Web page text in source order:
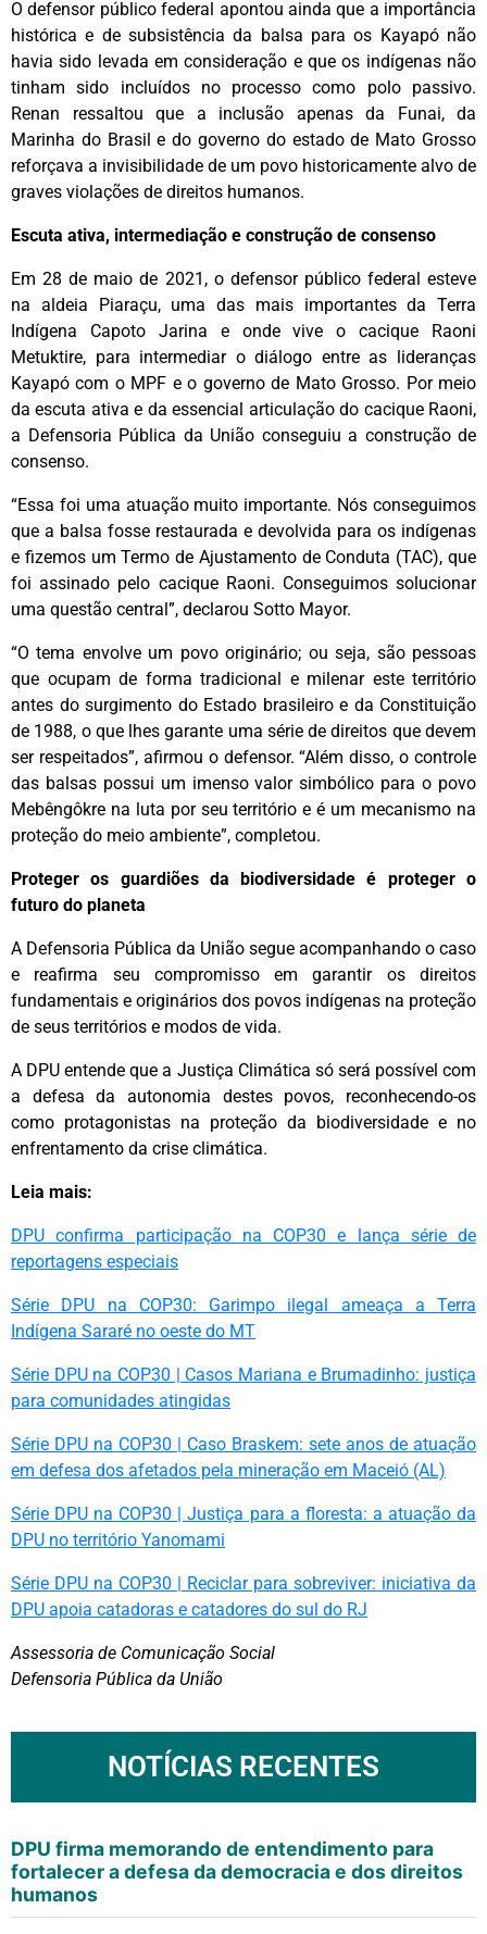
O defensor público federal apontou ainda que a importância
histórica e de subsistência da balsa para os Kayapó não
havia sido levada em consideração e que os indígenas não
tinham sido incluídos no processo como polo passivo.
Renan ressaltou que a inclusão apenas da Funai, da
Marinha do Brasil e do governo do estado de Mato Grosso
reforçava a invisibilidade de um povo historicamente alvo de
graves violações de direitos humanos.
Escuta ativa, intermediação e construção de consenso
Em 28 de maio de 2021, o defensor público federal esteve
na aldeia Piaraçu, uma das mais importantes da Terra
Indígena Capoto Jarina e onde vive o cacique Raoni
Metuktire, para intermediar o diálogo entre as lideranças
Kayapó com o MPF e o governo de Mato Grosso. Por meio
da escuta ativa e da essencial articulação do cacique Raoni,
a Defensoria Pública da União conseguiu a construção de
consenso.
“Essa foi uma atuação muito importante. Nós conseguimos
que a balsa fosse restaurada e devolvida para os indígenas
e fizemos um Termo de Ajustamento de Conduta (TAC), que
foi assinado pelo cacique Raoni. Conseguimos solucionar
uma questão central”, declarou Sotto Mayor.
“O tema envolve um povo originário; ou seja, são pessoas
que ocupam de forma tradicional e milenar este território
antes do surgimento do Estado brasileiro e da Constituição
de 1988, o que lhes garante uma série de direitos que devem
ser respeitados”, afirmou o defensor. “Além disso, o controle
das balsas possui um imenso valor simbólico para o povo
Mebêngôkre na luta por seu território e é um mecanismo na
proteção do meio ambiente”, completou.
Proteger os guardiões da biodiversidade é proteger o
futuro do planeta
A Defensoria Pública da União segue acompanhando o caso
e reafirma seu compromisso em garantir os direitos
fundamentais e originários dos povos indígenas na proteção
de seus territórios e modos de vida.
A DPU entende que a Justiça Climática só será possível com
a defesa da autonomia destes povos, reconhecendo-os
como protagonistas na proteção da biodiversidade e no
enfrentamento da crise climática.
Leia mais:
DPU confirma participação na COP30 e lança série de
reportagens especiais
Série DPU na COP30: Garimpo ilegal ameaça a Terra
Indígena Sararé no oeste do MT
Série DPU na COP30 | Casos Mariana e Brumadinho: justiça
para comunidades atingidas
Série DPU na COP30 | Caso Braskem: sete anos de atuação
em defesa dos afetados pela mineração em Maceió (AL)
Série DPU na COP30 | Justiça para a floresta: a atuação da
DPU no território Yanomami
Série DPU na COP30 | Reciclar para sobreviver: iniciativa da
DPU apoia catadoras e catadores do sul do RJ
Assessoria de Comunicação Social
Defensoria Pública da União
NOTÍCIAS RECENTES
DPU firma memorando de entendimento para
fortalecer a defesa da democracia e dos direitos
humanos